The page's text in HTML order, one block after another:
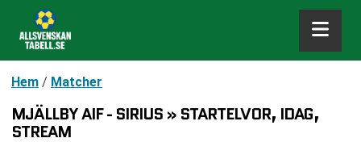
Hem / Matcher
MJÄLLBY AIF - SIRIUS » STARTELVOR, IDAG,
STREAM